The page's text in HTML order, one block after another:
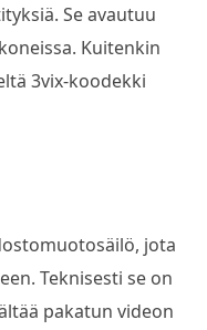
Se avautuu
Kuitenkin
3vix-koodekki
jota
Teknisesti se on
pakatun videon